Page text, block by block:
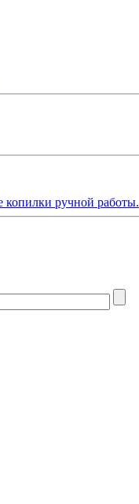
копилки ручной работы.